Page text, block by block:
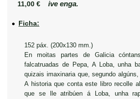
11,00 € ive enga.
Ficha:
152 páx. (200x130 mm.)
En moitas partes de Galicia
falcatruadas de Pepa, A Loba, unha
quizais imaxinaria que, segundo
A historia que conta este libro recolle
que se lle atribúen á Loba, unha